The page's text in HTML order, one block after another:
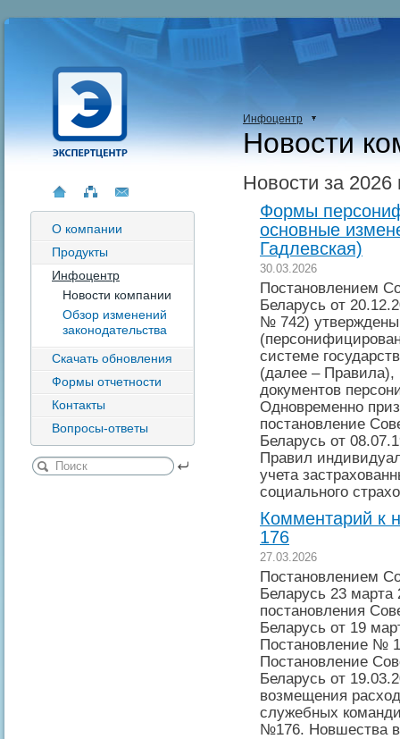
О компании
Продукты
Инфоцентр
Новости компании
Обзор изменений
законодательства
Скачать обновления
Формы отчетности
Контакты
Вопросы-ответы
Инфоцентр
Новости
Новости за 2026
Формы
основные
Гадлевская)
30.03.2026
Постановлением
Беларусь от
№ 742)
системе
(далее –
документов
Одновременно
постановление
Беларусь от
Правил
учета
социального
Комментарий к
176
27.03.2026
Постановлением
Беларусь 23
постановления
Беларусь от 19
Постановление №
Постановление
Беларусь от
возмещения
служебных
№176. Новшества